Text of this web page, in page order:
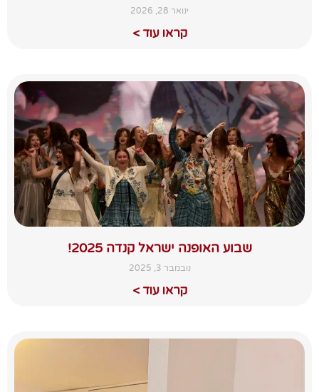
ינואר 28, 2026
קראו עוד >
שבוע האופנה ישראל קנדה 2025!
נובמבר 3, 2025
קראו עוד >